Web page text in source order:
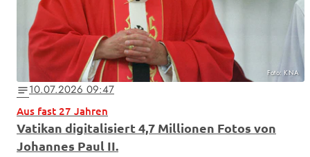
Foto: KNA
notes10.07.2026 09:47
Aus fast 27 Jahren
Vatikan digitalisiert 4,7 Millionen Fotos von
Johannes Paul II.